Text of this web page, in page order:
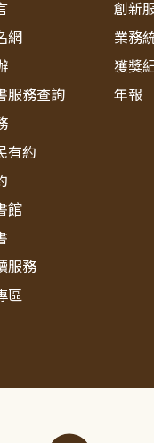
網
服務查詢
有約
館
服務
區
創新
業務
獲獎
年報